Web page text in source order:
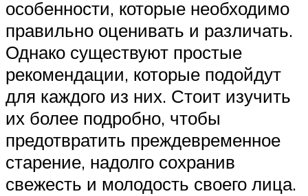
особенности, которые необходимо
правильно оценивать и различать.
Однако существуют простые
рекомендации, которые подойдут
для каждого из них. Стоит изучить
их более подробно, чтобы
предотвратить преждевременное
старение, надолго сохранив
свежесть и молодость своего лица.